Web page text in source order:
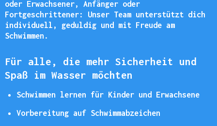
oder Erwachsener, Anfänger oder
Fortgeschrittener: Unser Team unterstützt dich
individuell, geduldig und mit Freude am
Schwimmen.
Für alle, die mehr Sicherheit und
Spaß im Wasser möchten
Schwimmen lernen für Kinder und Erwachsene
Vorbereitung auf Schwimmabzeichen